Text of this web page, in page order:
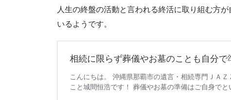
人生の終盤の活動と言われる終活に取り組む方
いるようです。